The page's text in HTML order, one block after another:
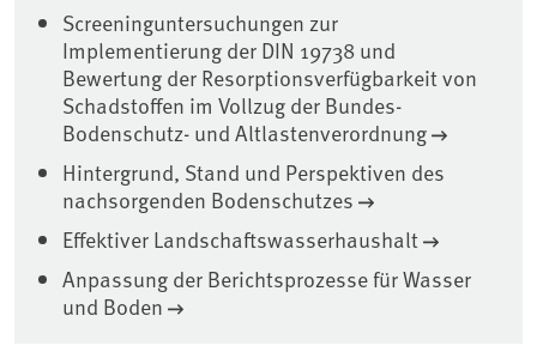
Screeninguntersuchungen zur
Implementierung der DIN 19738 und
Bewertung der Resorptionsverfügbarkeit von
Schadstoffen im Vollzug der Bundes-
Bodenschutz- und Altlastenverordnung
Hintergrund, Stand und Perspektiven des
nachsorgenden Bodenschutzes
Effektiver Landschaftswasserhaushalt
Anpassung der Berichtsprozesse für Wasser
und Boden